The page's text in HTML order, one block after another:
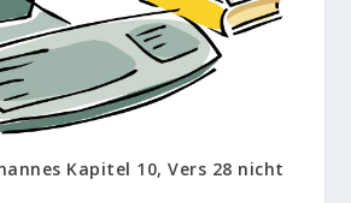
Kapitel 10, Vers 28 nicht